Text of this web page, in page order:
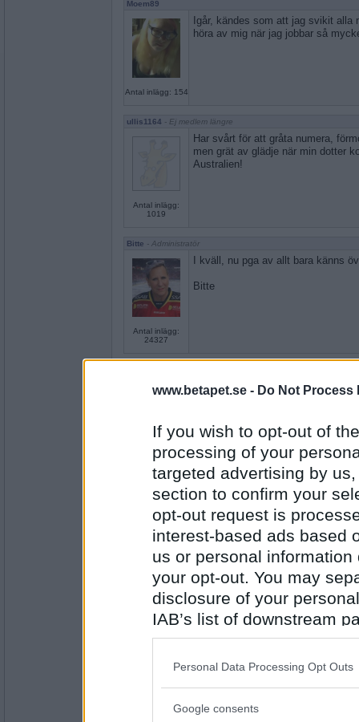
www.betapet.se - Do Not Process
If you wish to opt-out of
processing of your
targeted advertising by
section to confirm your
opt-out request is
interest-based ads based
us or personal
your opt-out. You may
disclosure of your
IAB’s list of downstream
also be disclosed by us
Downstream Participants
Please note that this
Personal Data Processing Opt Outs
Google consents
Moem89
Antal inlägg: 154
Igår, kändes som att jag svikit alla
höra av mig när jag jobbar så
ullis1164 - Ej medlem längre
Antal inlägg:
1019
Har svårt för att gråta numera,
men grät av glädje när min dotter
Australien!
Bitte - Administratör
Antal inlägg:
24327
I kväll, nu pga av allt bara känns
Bitte
Antal inlägg: 328
Fredags vid 17-snåret. Hackade
I lördags...För att jag var i
arbetsvecka.
Antal inlägg:
Gråter precis nu, pga ett sms.. :'(